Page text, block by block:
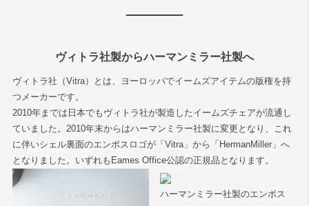
ヴィトラ社製からハーマンミラー社製へ
ヴィトラ社（Vitra）とは、ヨーロッパでイームズアイテムの版権を持
つメーカーです。
2010年までは日本でもヴィトラ社が製造したイームズチェアが流通し
ていました。2010年末からはハーマンミラー社製に変更となり、これ
に伴いシェル裏面のエンボスロゴが「Vitra」から「HermanMiller」へ
となりました。いずれもEames Office公認の正規品となります。
ハーマンミラー社製のエンボス